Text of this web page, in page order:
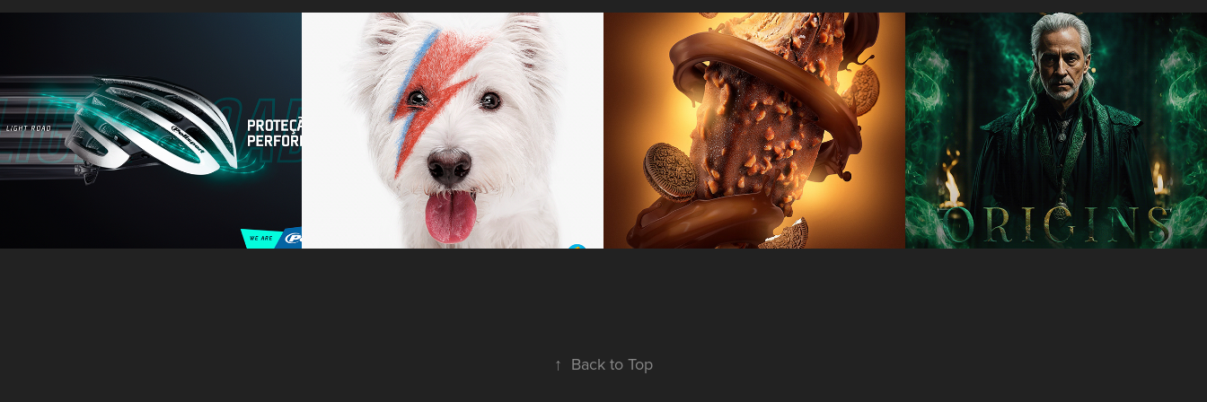
Visual
2022
Dia do Rock -
AUmente o volume
Skimoni - Matte
Painting
Origins - The
Beginning of
Hogwarts
2023
↑ Back to Top